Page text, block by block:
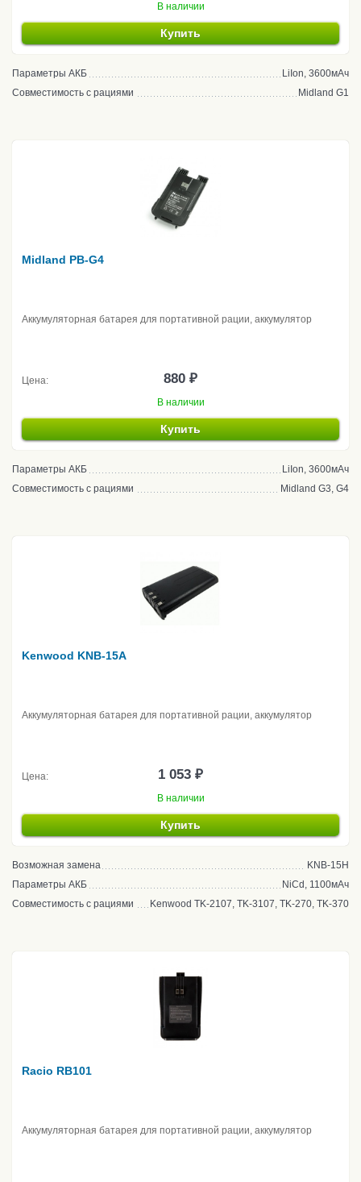
В наличии
Купить
Параметры АКБ
LiIon, 3600мАч
Совместимость с рациями
Midland G1
Midland PB-G4
Аккумуляторная батарея для портативной рации, аккумулятор
Цена: 880 ₽
В наличии
Купить
Параметры АКБ
LiIon, 3600мАч
Совместимость с рациями
Midland G3, G4
Kenwood KNB-15A
Аккумуляторная батарея для портативной рации, аккумулятор
Цена: 1 053 ₽
В наличии
Купить
Возможная замена
KNB-15H
Параметры АКБ
NiCd, 1100мАч
Совместимость с рациями
Kenwood TK-2107, TK-3107, TK-270, TK-370
Racio RB101
Аккумуляторная батарея для портативной рации, аккумулятор